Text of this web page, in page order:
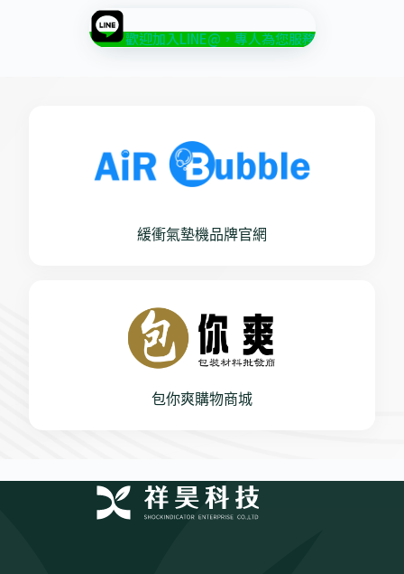
歡迎加入LINE@，專人為您服務
緩衝氣墊機品牌官網
包你爽購物商城